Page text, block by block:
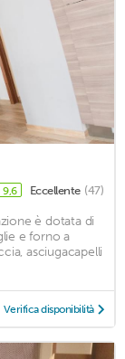
9,6 Eccellente (47)
è dotata di
e forno a
asciugacapelli
Verifica disponibilità